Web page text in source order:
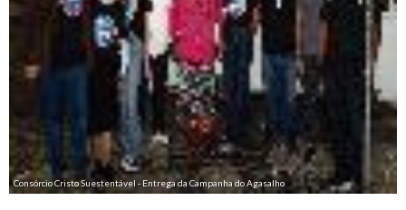
Consórcio Cristo Suestentável - Entrega da Campanha do Agasalho